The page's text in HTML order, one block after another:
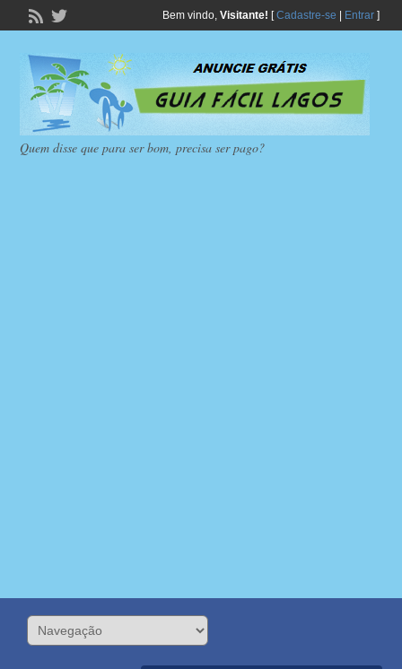
Bem vindo, Visitante! [Cadastre-se Entrar]
Quem disse que para ser bom, precisa ser pago?